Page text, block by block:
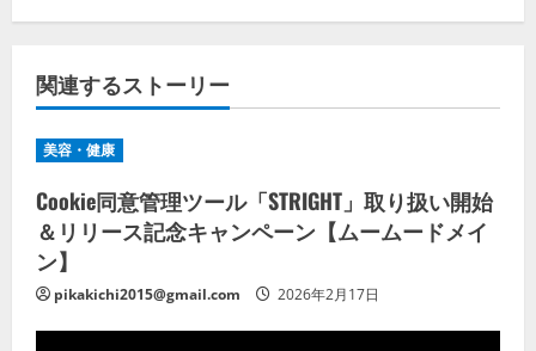
関連するストーリー
美容・健康
Cookie同意管理ツール「STRIGHT」取り扱い開始
＆リリース記念キャンペーン【ムームードメイ
ン】
pikakichi2015@gmail.com 2026年2月17日